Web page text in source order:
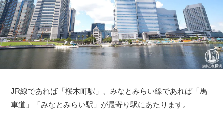
JR線であれば「桜木町駅」、みなとみらい線であれば「馬
車道」「みなとみらい駅」が最寄り駅にあたります。